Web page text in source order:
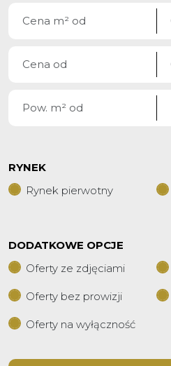
RYNEK
Rynek pierwotny
DODATKOWE OPCJE
Oferty ze zdjęciami
Oferty bez prowizji
Oferty na wyłączność